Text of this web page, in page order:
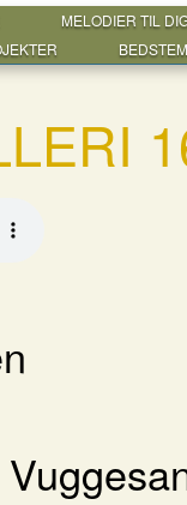
MELODIER TIL